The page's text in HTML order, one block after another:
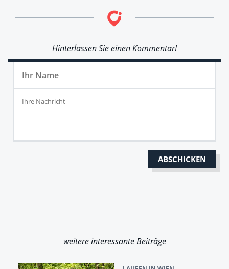
Hinterlassen Sie einen Kommentar!
weitere interessante Beiträge